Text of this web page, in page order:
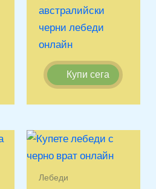
австралийски
черни лебеди
онлайн
Купи сега
Лебеди